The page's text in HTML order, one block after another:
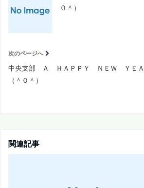
０＾）
次のページへ
中央支部 Ａ ＨＡＰＰＹ ＮＥＷ ＹＥＡ
（＾０＾）
関連記事